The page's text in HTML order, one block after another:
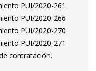
PUI/2020-261
PUI/2020-266
PUI/2020-270
PUI/2020-271
contratación.